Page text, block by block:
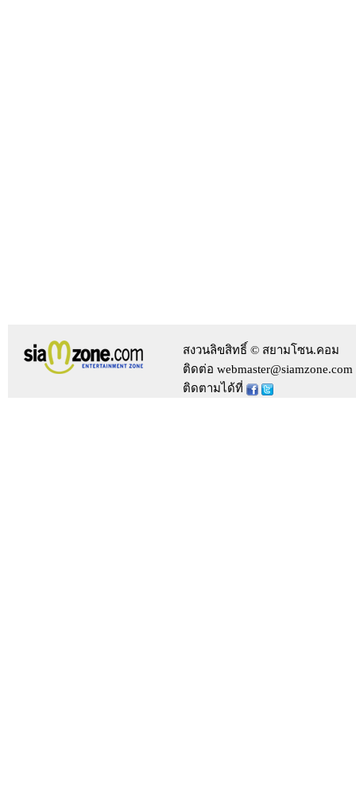
สงวนลิขสิทธิ์ © สยามโซน.คอม
ติดต่อ webmaster@siamzone.com
ติดตามได้ที่